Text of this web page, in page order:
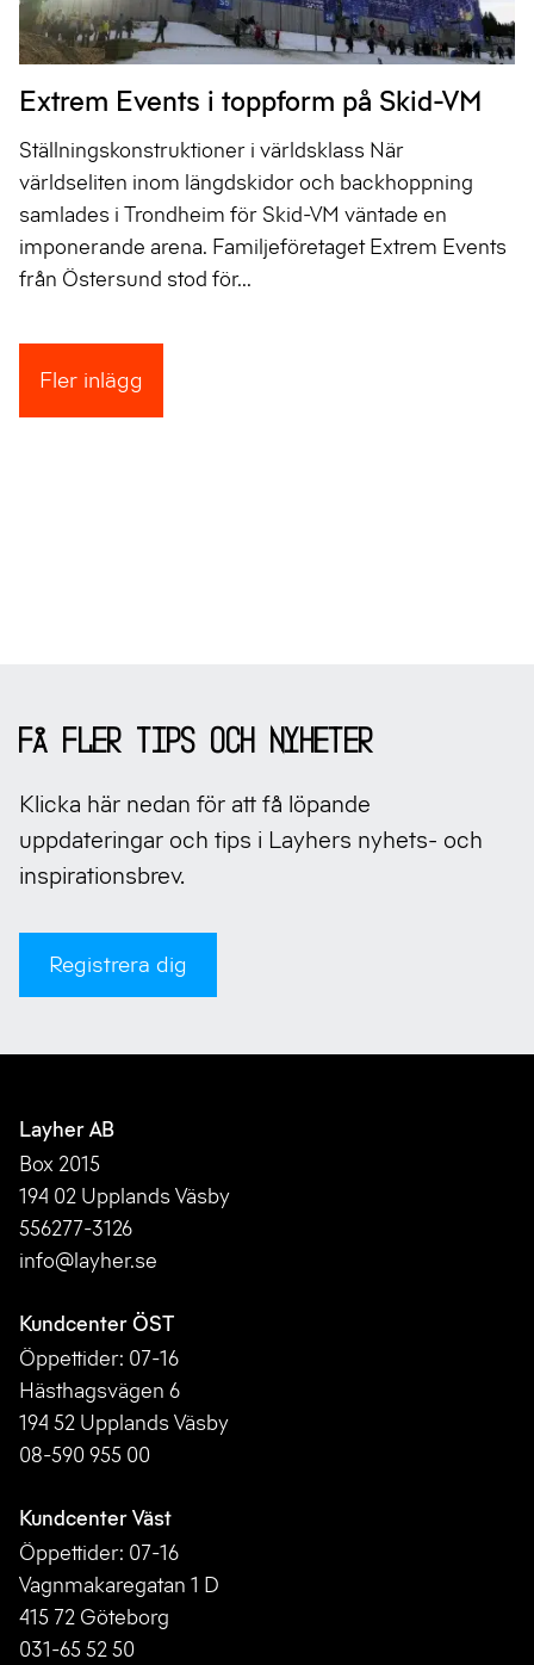
Extrem Events i toppform på Skid-VM
Ställningskonstruktioner i världsklass När
världseliten inom längdskidor och backhoppning
samlades i Trondheim för Skid-VM väntade en
imponerande arena. Familjeföretaget Extrem Events
från Östersund stod för...
Fler inlägg
Få fler tips och nyheter
Klicka här nedan för att få löpande
uppdateringar och tips i Layhers nyhets- och
inspirationsbrev.
Registrera dig
Layher AB
Box 2015
194 02 Upplands Väsby
556277-3126
info@layher.se
Kundcenter ÖST
Öppettider: 07-16
Hästhagsvägen 6
194 52 Upplands Väsby
08-590 955 00
Kundcenter Väst
Öppettider: 07-16
Vagnmakaregatan 1 D
415 72 Göteborg
031-65 52 50